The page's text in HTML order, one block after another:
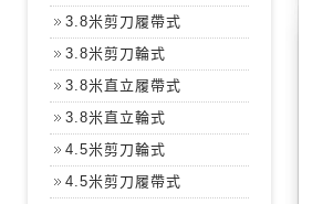
3.8米剪刀履帶式
3.8米剪刀輪式
3.8米直立履帶式
3.8米直立輪式
4.5米剪刀輪式
4.5米剪刀履帶式